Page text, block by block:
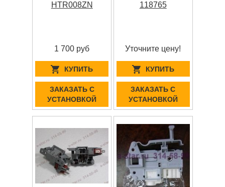
HTR008ZN
1 700 руб
КУПИТЬ
ЗАКАЗАТЬ С
УСТАНОВКОЙ
118765
Уточните цену!
КУПИТЬ
ЗАКАЗАТЬ С
УСТАНОВКОЙ